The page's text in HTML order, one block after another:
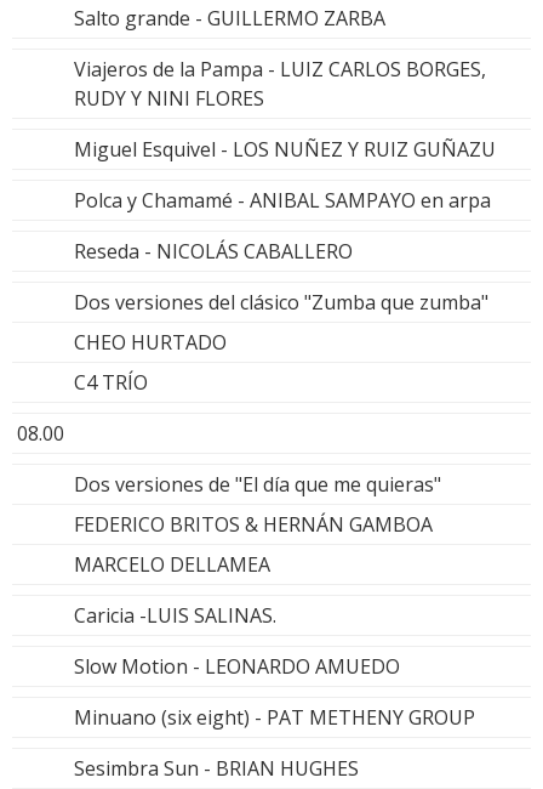
Salto grande - GUILLERMO ZARBA
Viajeros de la Pampa - LUIZ CARLOS BORGES,
RUDY Y NINI FLORES
Miguel Esquivel - LOS NUÑEZ Y RUIZ GUÑAZU
Polca y Chamamé - ANIBAL SAMPAYO en arpa
Reseda - NICOLÁS CABALLERO
Dos versiones del clásico "Zumba que zumba"
CHEO HURTADO
C4 TRÍO
08.00
Dos versiones de "El día que me quieras"
FEDERICO BRITOS & HERNÁN GAMBOA
MARCELO DELLAMEA
Caricia -LUIS SALINAS.
Slow Motion - LEONARDO AMUEDO
Minuano (six eight) - PAT METHENY GROUP
Sesimbra Sun - BRIAN HUGHES